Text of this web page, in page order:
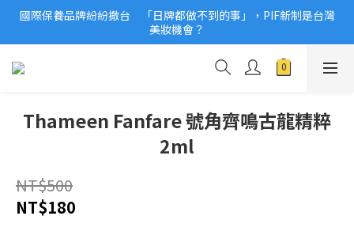
2026美妝小樣、試用品變少？PIF化妝品身分證7月上路！消費者
必懂5觀念
國際保養品牌紛紛撤台　「日牌都做不到的事」，PIF新制是台灣
美妝機會？
2026美妝小樣、試用品變少？PIF化妝品身分證7月上路！消費者
Thameen Fanfare 號角齊鳴古龍精粹
2ml
NT$500
NT$180